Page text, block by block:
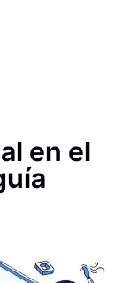
en el